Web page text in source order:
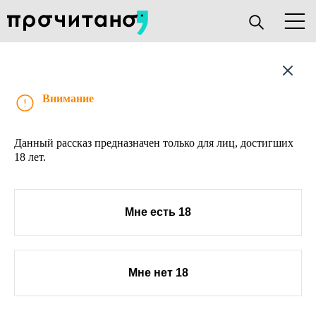
Внимание
Данный рассказ предназначен только для лиц, достигших
18 лет.
Мне есть 18
Мне нет 18